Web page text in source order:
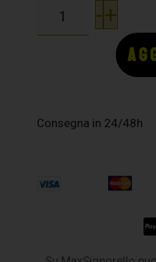
-+
Consegna in 24/48h